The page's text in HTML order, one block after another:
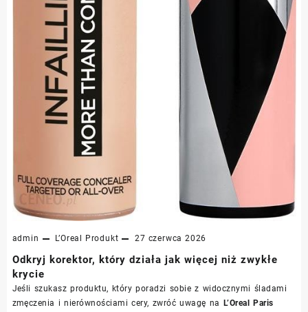
admin L’Oreal Produkt 27 czerwca 2026
Odkryj korektor, który działa jak więcej niż zwykłe
krycie
Jeśli szukasz produktu, który poradzi sobie z widocznymi śladami
zmęczenia i nierównościami cery, zwróć uwagę na
L’Oreal Paris